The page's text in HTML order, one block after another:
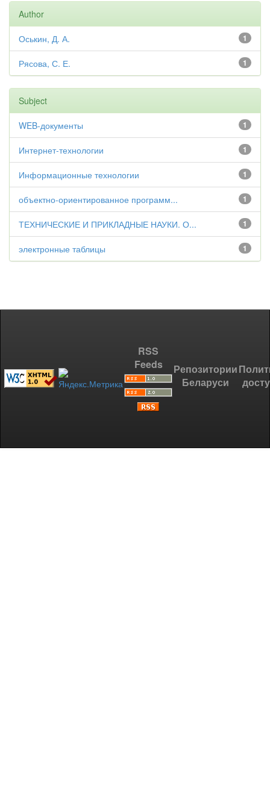
Author
1
Оськин, Д. А.
1
Рясова, С. Е.
Subject
1
WEB-документы
1
Интернет-технологии
1
Информационные технологии
1
объектно-ориентированное программ...
1
ТЕХНИЧЕСКИЕ И ПРИКЛАДНЫЕ НАУКИ. О...
1
электронные таблицы
RSS
Feeds
Репозитории
Беларуси